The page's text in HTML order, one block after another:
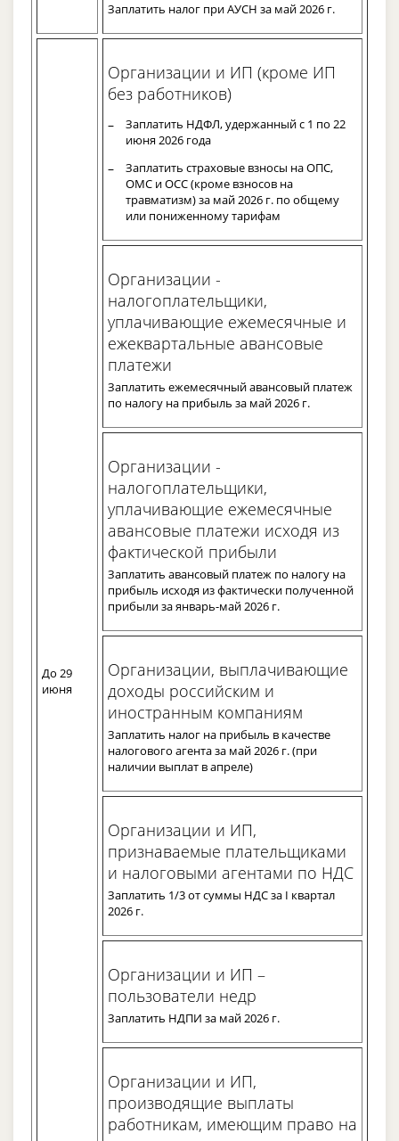
Заплатить налог при АУСН за май 2026 г.
До 29
июня
Организации и ИП (кроме ИП
без работников)
Заплатить НДФЛ, удержанный с 1 по 22
июня 2026 года
Заплатить страховые взносы на ОПС,
ОМС и ОСС (кроме взносов на
травматизм) за май 2026 г. по общему
или пониженному тарифам
Организации -
налогоплательщики,
уплачивающие ежемесячные и
ежеквартальные авансовые
платежи
Заплатить ежемесячный авансовый платеж
по налогу на прибыль за май 2026 г.
Организации -
налогоплательщики,
уплачивающие ежемесячные
авансовые платежи исходя из
фактической прибыли
Заплатить авансовый платеж по налогу на
прибыль исходя из фактически полученной
прибыли за январь-май 2026 г.
Организации, выплачивающие
доходы российским и
иностранным компаниям
Заплатить налог на прибыль в качестве
налогового агента за май 2026 г. (при
наличии выплат в апреле)
Организации и ИП,
признаваемые плательщиками
и налоговыми агентами по НДС
Заплатить 1/3 от суммы НДС за I квартал
2026 г.
Организации и ИП –
пользователи недр
Заплатить НДПИ за май 2026 г.
Организации и ИП,
производящие выплаты
работникам, имеющим право на